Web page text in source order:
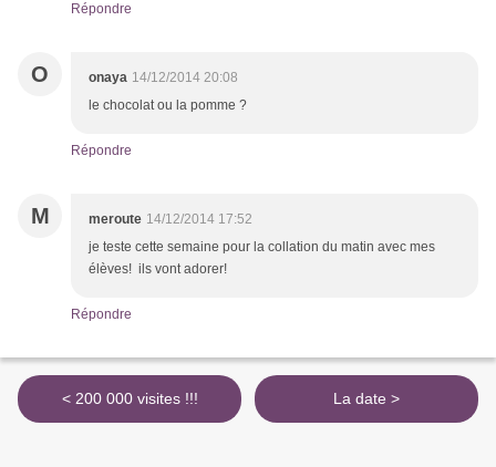
Répondre
O onaya 14/12/2014 20:08
le chocolat ou la pomme ?
Répondre
M meroute 14/12/2014 17:52
je teste cette semaine pour la collation du matin avec mes
élèves! ils vont adorer!
Répondre
< 200 000 visites !!! La date >